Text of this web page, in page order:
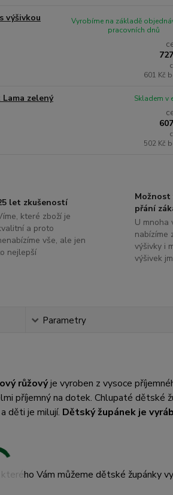
výšivkou
601 Kč
Vyrobíme na základě
pracovních dnů
zelený
502 Kč
Skladem v
let zkušeností
které zboží je
a proto
vše, ale jen
nejlepší
Možnost
přání
U mnoha
nabízíme
výšivky i
výšivek
Parametry
růžovýje vyroben z vysoce
příjemný na dotek. Chlupaté dětské
děti je milují. Dětský župánek je
Vám můžeme dětské župánky